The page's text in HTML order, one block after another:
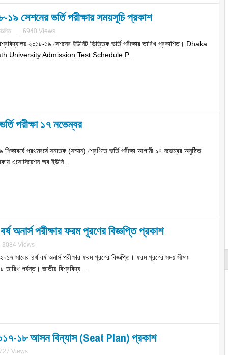
সেশনের ভর্তি পরীক্ষার সময়সূচি প্রকাশ
6940 Views
২০১৮-১৯ সেশনের ইউনিট ভিত্তিক ভর্তি পরীক্ষার তারিখ প্রকাশিত। Dhaka
University Admission Test Schedule P...
পরীক্ষা ১৭ নভেম্বর
প্রথমবর্ষে স্নাতক (সম্মান) শ্রেণিতে ভর্তি পরীক্ষা আগামী ১৭ নভেম্বর অনুষ্ঠিত
এসোসিয়েশন অব ইউনি...
অনার্স পরীক্ষার ফরম পূরণের বিজ্ঞপ্তি প্রকাশ
3084 Views
সালের ৪র্থ বর্ষ অনার্স পরীক্ষার ফরম পূরণের বিজ্ঞপ্তি। ফরম পূরণের সময় সীমাঃ
পর্যন্ত। জাতীয় বিশ্ববিদ্য...
২০১৭-১৮ আসন বিন্যাস (Seat Plan) প্রকাশ
Views